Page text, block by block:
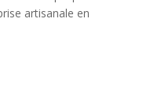
artisanale en